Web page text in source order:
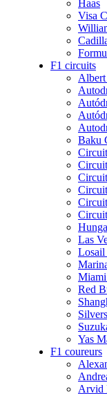
Haas
Visa
F1 circuits
Baku
Las
Losail
Red
Yas
F1 coureurs
Arvid